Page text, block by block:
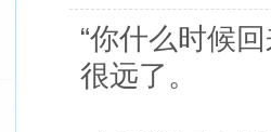
“你什么时候
很远了。